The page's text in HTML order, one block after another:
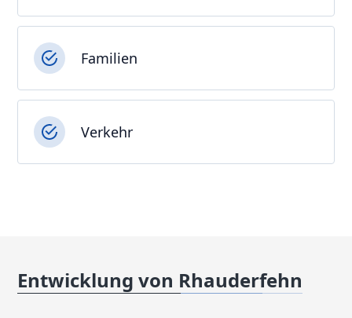
Familien
Verkehr
Entwicklung von Rhauderfehn